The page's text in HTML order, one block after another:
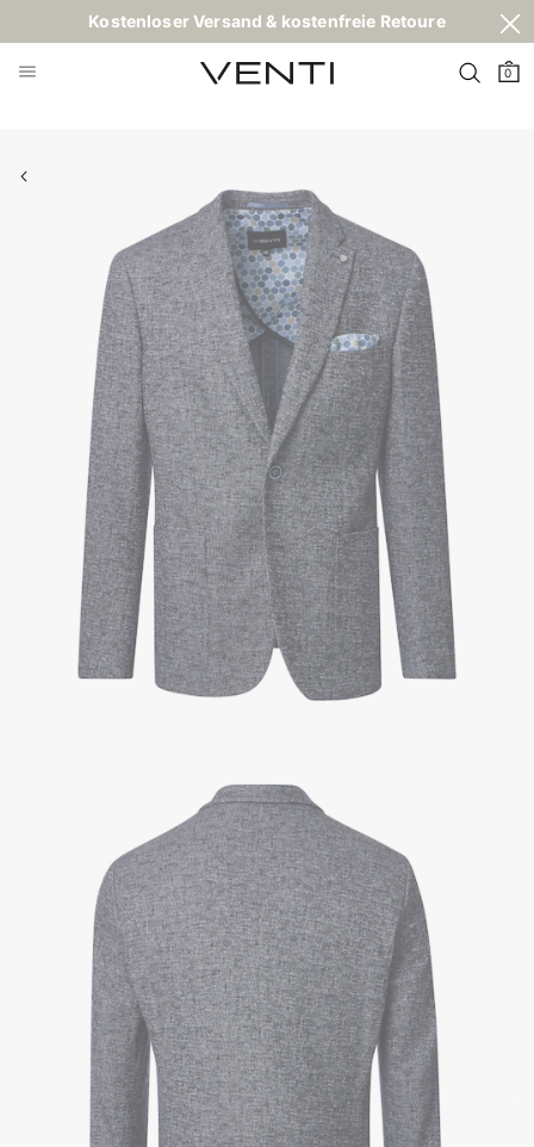
Kostenloser Versand & kostenfreie Retoure
0